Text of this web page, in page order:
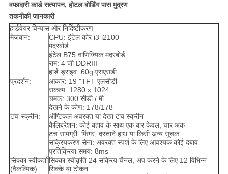
वफादारी कार्ड सत्यापन, होटल बोर्डिंग पास मुद्रण
तकनीकी जानकारी
हार्डवेयर विन्यास और निर्दिष्टीकरण
मेजबान:
CPU: इंटेल कोर i3 i2100
मदरबोर्ड:
इंटेल B75 वाणिज्यिक मदरबोर्ड
राम: 4 जी DDRIII
हार्ड ड्राइव: 60g एसएसडी
प्रदर्शन:
आकार: 19 "TFT एलसीडी
संकल्प: 1280 x 1024
चमक: 300 सीडी / मी
देखने के कोण: 178/178
टच स्क्रीन:
ऑप्टिकल अवरक्त या देखा टच स्क्रीन
कैलिब्रेशन: कोई बहाव के साथ एक बार केवल, चार अंक
टच सामग्री: फिंगर, दस्ताने हाथ या किसी अन्य सूचक
सक्रियकरण सेना: अवरक्त स्पर्श के लिए आवश्यक कोई दबाव
प्रतिक्रिया समय: 8ms
सिक्का स्वीकर्ता
(वैकल्पिक):
सिक्का स्वीकृति 24 सक्रिय चैनल, अप करने के लिए 12 विभिन्न
सिक्के या टोकन